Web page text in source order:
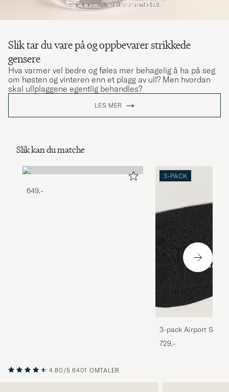
Slik tar du vare på og oppbevarer strikkede
gensere
Hva varmer vel bedre og føles mer behagelig å ha på seg
om høsten og vinteren enn et plagg av ull? Men hvordan
skal ullplaggene egentlig behandles?
LES MER
Slik kan du matche
649,-
3-PACK
3-pack Airport
Melange
729,-
4.80/5 6401 OMTALER